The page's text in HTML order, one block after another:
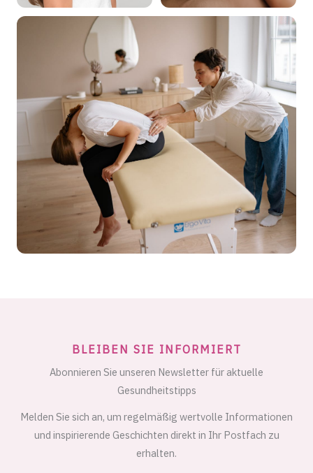
BLEIBEN SIE INFORMIERT
Abonnieren Sie unseren Newsletter für aktuelle
Gesundheitstipps
Melden Sie sich an, um regelmäßig wertvolle Informationen
und inspirierende Geschichten direkt in Ihr Postfach zu
erhalten.